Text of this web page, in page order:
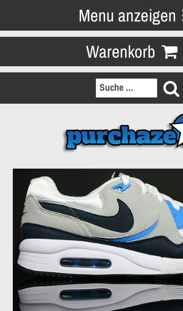
Menu anzeigen
Warenkorb